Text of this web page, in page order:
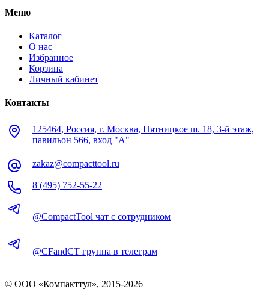
Меню
Каталог
О нас
Избранное
Корзина
Личный кабинет
Контакты
125464, Россия, г. Москва, Пятницкое ш. 18, 3-й этаж,
павильон 566, вход "А"
zakaz@compacttool.ru
8 (495) 752-55-22
@CompactTool чат с сотрудником
@CFandCT группа в телеграм
© OOO «Компакттул», 2015-2026